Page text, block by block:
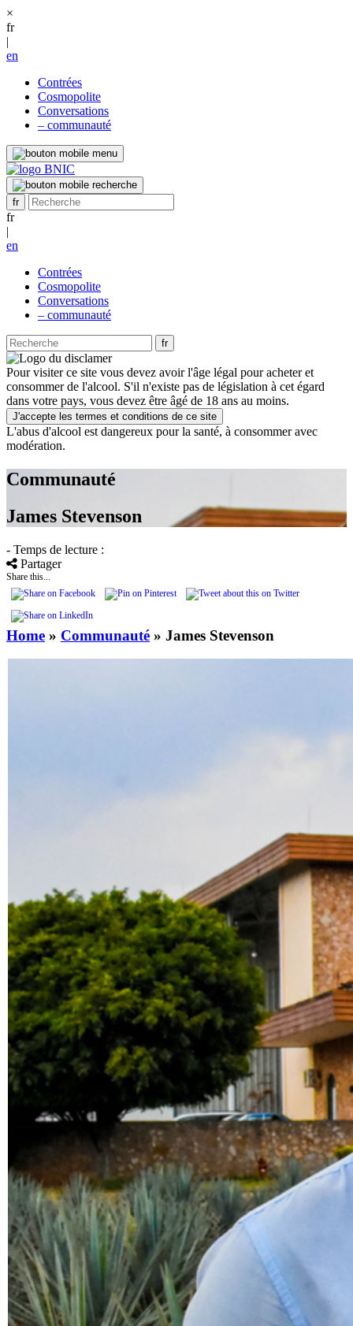
×
fr
|
en
Contrées
Cosmopolite
Conversations
– communauté
fr
|
en
Contrées
Cosmopolite
Conversations
– communauté
Pour visiter ce site vous devez avoir l'âge légal pour acheter et
consommer de l'alcool. S'il n'existe pas de législation à cet égard
dans votre pays, vous devez être âgé de 18 ans au moins.
J'accepte les termes et conditions de ce site
L'abus d'alcool est dangereux pour la santé, à consommer avec
modération.
Communauté
James Stevenson
- Temps de lecture :
Partager
Share this...
Home » Communauté » James Stevenson